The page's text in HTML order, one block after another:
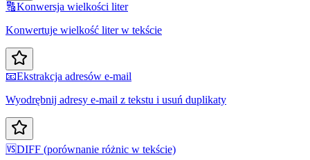
🔠Konwersja wielkości liter
Konwertuje wielkość liter w tekście
📧Ekstrakcja adresów e-mail
Wyodrębnij adresy e-mail z tekstu i usuń duplikaty
🆚DIFF (porównanie różnic w tekście)